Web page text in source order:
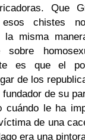
Que
chistes
la misma
es que el
de los
de su
cuándo le ha
de una
era una